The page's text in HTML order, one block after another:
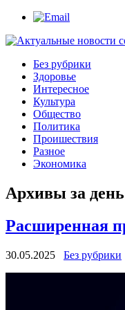
Без рубрики
Здоровье
Интересное
Культура
Общество
Политика
Проишествия
Разное
Экономика
Архивы за
Расширенная
30.05.2025 Без рубрики